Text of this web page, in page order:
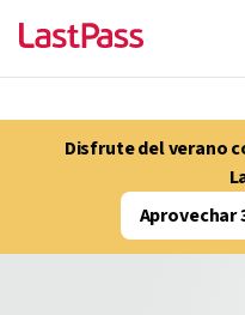
Disfrute del verano
Aprovechar